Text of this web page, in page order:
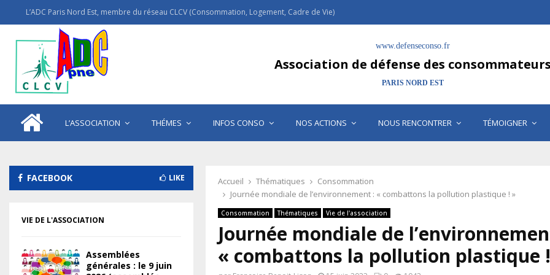
L’ADC Paris Nord Est, membre du réseau CLCV (Consommation, Logement, Cadre de Vie)
www.defenseconso.fr
Association de défense des consommateurs
PARIS NORD EST
L’ASSOCIATION THÉMES INFOS CONSO NOS ACTIONS NOUS RENCONTRER TÉMOIGNER
Accueil Thématiques
Consommation
Journée mondiale de l’environnement : « combattons la pollution plastique ! »
Consommation Thématiques Vie de l'association
Journée mondiale de
« combattons la pollution plastique
FACEBOOK LIKE
VIE DE L'ASSOCIATION
Assemblées
générales : le 9 juin